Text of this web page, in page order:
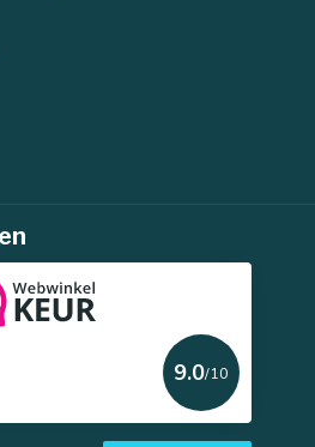
9.0/10